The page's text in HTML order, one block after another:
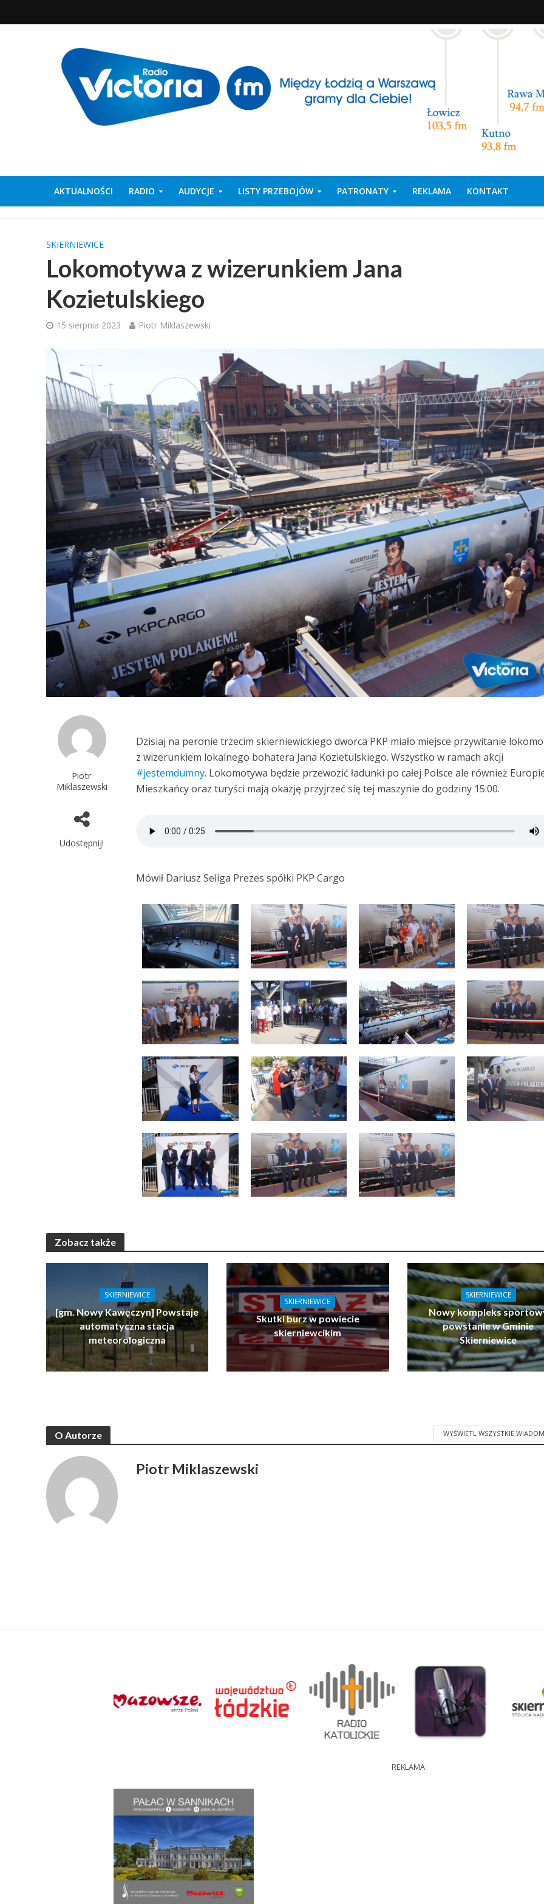
AKTUALNOŚCI RADIO AUDYCJE LISTY PRZEBOJÓW PATRONATY REKLAMA KONTAKT
SKIERNIEWICE
Lokomotywa z wizerunkiem Jana
Kozietulskiego
15 sierpnia 2023 Piotr Miklaszewski
Piotr
Miklaszewski
Udostępnij!
Dzisiaj na peronie trzecim skierniewickiego dworca PKP miało miejsce przywitanie
z wizerunkiem lokalnego bohatera Jana Kozietulskiego. Wszystko w ramach akcji
#jestemdumny. Lokomotywa będzie przewozić ładunki po całej Polsce ale również
Mieszkańcy oraz turyści mają okazję przyjrzeć się tej maszynie do godziny 15:00.
Mówił Dariusz Seliga Prezes spółki PKP Cargo
Zobacz także
SKIERNIEWICE
[gm. Nowy Kawęczyn] Powstaje
automatyczna stacja
meteorologiczna
SKIERNIEWICE
Skutki burz w powiecie
skierniewcikim
SKIERNIEWICE
Nowy kompleks
powstanie w Gminie
Skierniewice
O Autorze WYŚWIETL WSZYSTKIE
Piotr Miklaszewski
REKLAMA